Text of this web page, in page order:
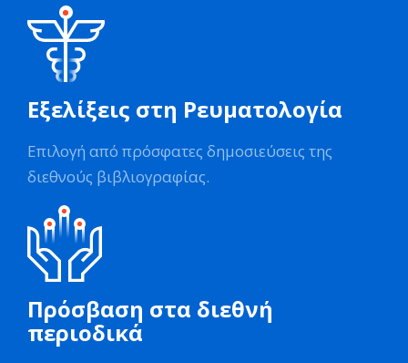
Εξελίξεις στη Ρευματολογία
Επιλογή από πρόσφατες δημοσιεύσεις της
διεθνούς βιβλιογραφίας.
Πρόσβαση στα διεθνή
περιοδικά